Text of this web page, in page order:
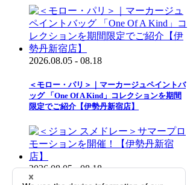
2026.08.05 - 08.18
＜モロー・パリ＞｜マーカージュペイントバ
ッグ 「One Of A Kind」コレクションを期間
限定でご紹介【伊勢丹新宿店】
2026.08.05 - 08.18